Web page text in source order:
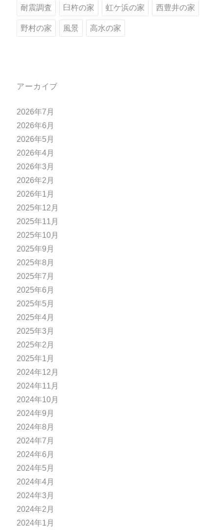
耐震調査 臼杵の家 虹ケ浜の家 西豊井の家
野村の家 風景 高水の家
アーカイブ
2026年7月
2026年6月
2026年5月
2026年4月
2026年3月
2026年2月
2026年1月
2025年12月
2025年11月
2025年10月
2025年9月
2025年8月
2025年7月
2025年6月
2025年5月
2025年4月
2025年3月
2025年2月
2025年1月
2024年12月
2024年11月
2024年10月
2024年9月
2024年8月
2024年7月
2024年6月
2024年5月
2024年4月
2024年3月
2024年2月
2024年1月